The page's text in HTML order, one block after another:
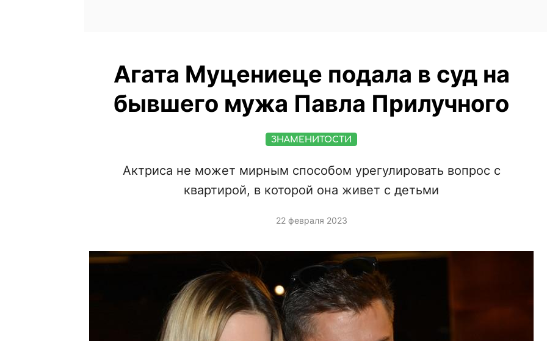
Агата Муцениеце подала в суд на
бывшего мужа Павла Прилучного
ЗНАМЕНИТОСТИ
Актриса не может мирным способом урегулировать вопрос с
квартирой, в которой она живет с детьми
22 февраля 2023